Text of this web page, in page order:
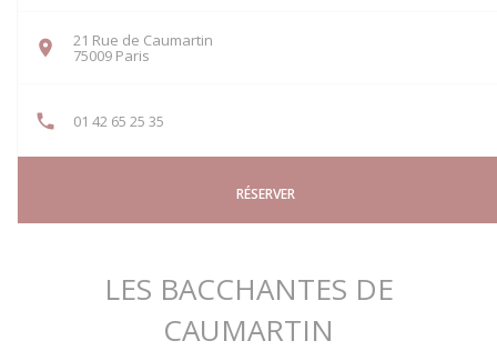
21 Rue de Caumartin
75009 Paris
01 42 65 25 35
RÉSERVER
LES BACCHANTES DE
CAUMARTIN